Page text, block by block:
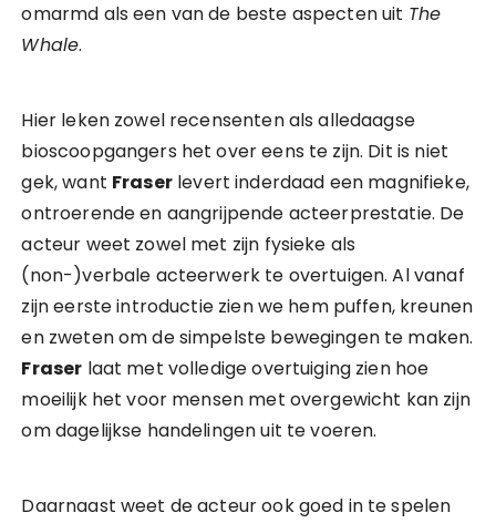
omarmd als een van de beste aspecten uit The
Whale.
Hier leken zowel recensenten als alledaagse
bioscoopgangers het over eens te zijn. Dit is niet
gek, want Fraserlevert inderdaad een magnifieke,
ontroerende en aangrijpende acteerprestatie. De
acteur weet zowel met zijn fysieke als
(non-)verbale acteerwerk te overtuigen. Al vanaf
zijn eerste introductie zien we hem puffen, kreunen
en zweten om de simpelste bewegingen te maken.
Fraser laat met volledige overtuiging zien hoe
moeilijk het voor mensen met overgewicht kan zijn
om dagelijkse handelingen uit te voeren.
Daarnaast weet de acteur ook goed in te spelen